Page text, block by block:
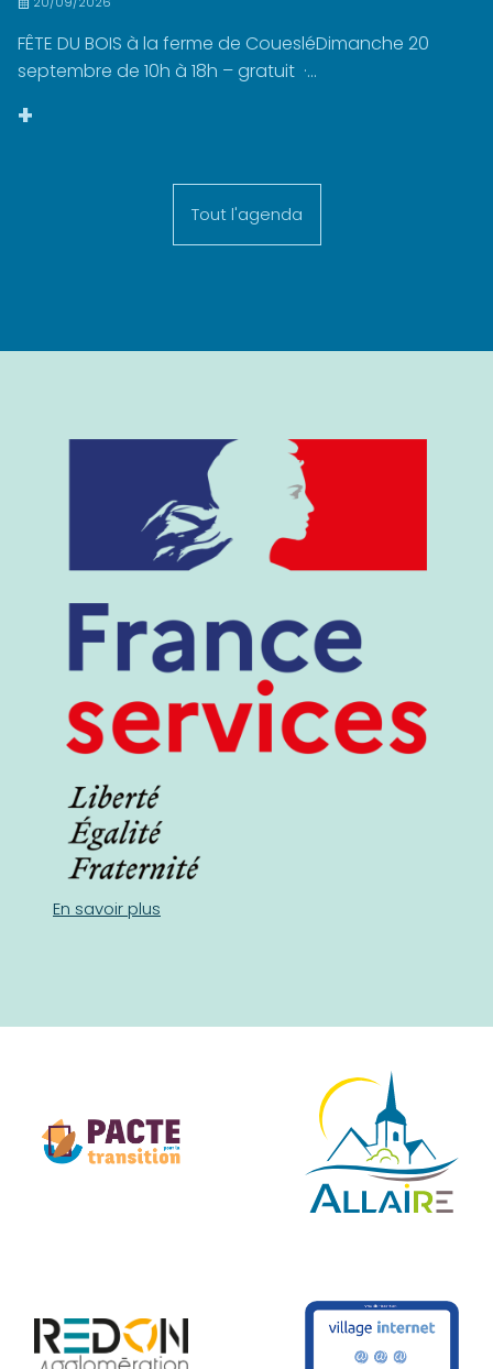
FÊTE DU BOIS à la ferme de CouesléDimanche 20
septembre de 10h à 18h – gratuit ·...
+
Tout l'agenda
En savoir plus